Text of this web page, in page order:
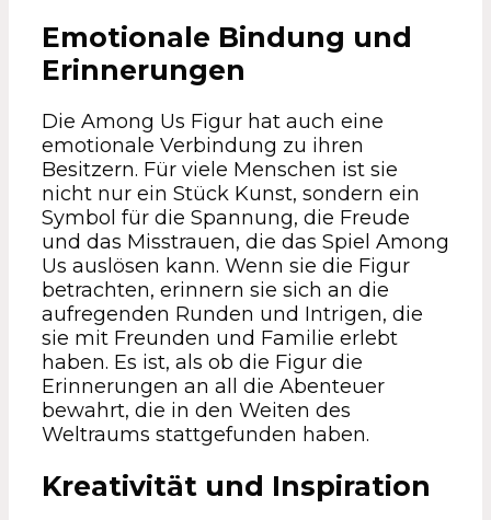
Emotionale Bindung und
Erinnerungen
Die Among Us Figur hat auch eine
emotionale Verbindung zu ihren
Besitzern. Für viele Menschen ist sie
nicht nur ein Stück Kunst, sondern ein
Symbol für die Spannung, die Freude
und das Misstrauen, die das Spiel Among
Us auslösen kann. Wenn sie die Figur
betrachten, erinnern sie sich an die
aufregenden Runden und Intrigen, die
sie mit Freunden und Familie erlebt
haben. Es ist, als ob die Figur die
Erinnerungen an all die Abenteuer
bewahrt, die in den Weiten des
Weltraums stattgefunden haben.
Kreativität und Inspiration